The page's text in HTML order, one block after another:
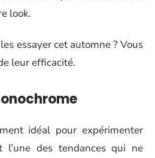
look.
essayer cet automne ? Vous
leur efficacité.
idéal pour expérimenter
l’une des tendances qui ne